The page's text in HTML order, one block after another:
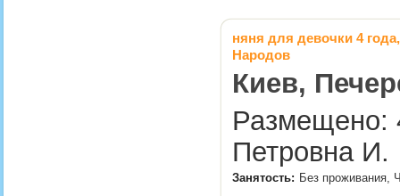
няня для девочки 4
Народов
Киев,
Размещено:
Петровна И.
Занятость: Без проживания,